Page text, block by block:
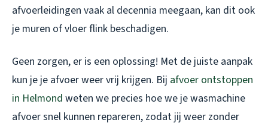
afvoerleidingen vaak al decennia meegaan, kan dit ook
je muren of vloer flink beschadigen.
Geen zorgen, er is een oplossing! Met de juiste aanpak
kun je je afvoer weer vrij krijgen. Bij afvoer ontstoppen
in Helmond weten we precies hoe we je wasmachine
afvoer snel kunnen repareren, zodat jij weer zonder